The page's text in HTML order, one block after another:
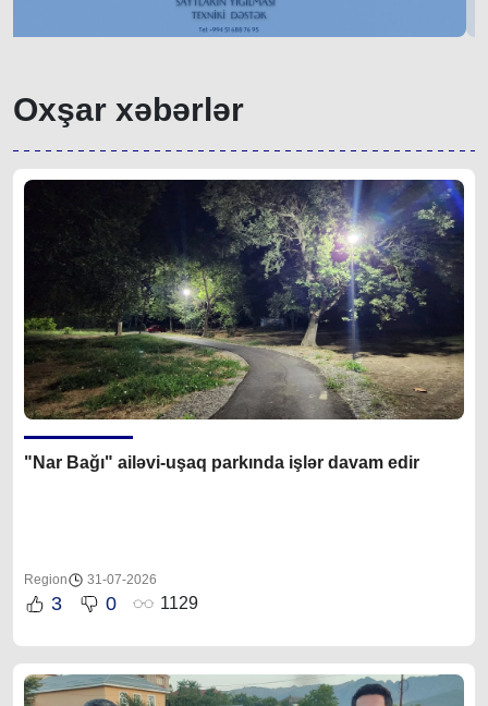
Oxşar xəbərlər
"Nar Bağı" ailəvi-uşaq parkında işlər davam edir
Region 31-07-2026
3 0 1129